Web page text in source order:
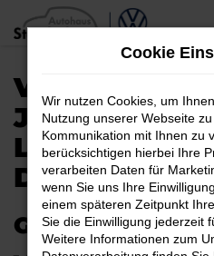
Zum
Hauptinhalt
VW TAIGO
DÜSSELDORF
GAS GEBEN IN
Cookie
Wir nutzen Cookies, um
Nutzung unserer Webseite
Kommunikation mit Ihnen zu
berücksichtigen hierbei Ihre
verarbeiten Daten für
wenn Sie uns Ihre
einem späteren Zeitpunkt
Sie die Einwilligung jederzeit
Weitere Informationen zum